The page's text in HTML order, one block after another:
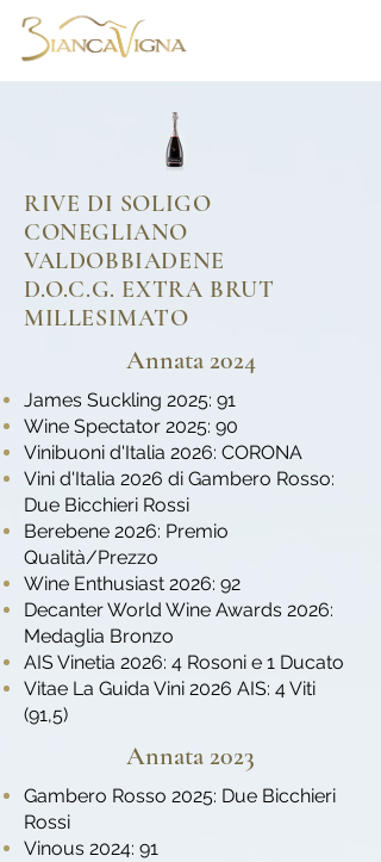
RIVE DI SOLIGO
CONEGLIANO
VALDOBBIADENE
D.O.C.G. EXTRA BRUT
MILLESIMATO
Annata 2024
James Suckling 2025: 91
Wine Spectator 2025: 90
Vinibuoni d'Italia 2026: CORONA
Vini d'Italia 2026 di Gambero Rosso:
Due Bicchieri Rossi
Berebene 2026: Premio
Qualità/Prezzo
Wine Enthusiast 2026: 92
Decanter World Wine Awards 2026:
Medaglia Bronzo
AIS Vinetia 2026: 4 Rosoni e 1 Ducato
Vitae La Guida Vini 2026 AIS: 4 Viti
(91,5)
Annata 2023
Gambero Rosso 2025: Due Bicchieri
Rossi
Vinous 2024: 91